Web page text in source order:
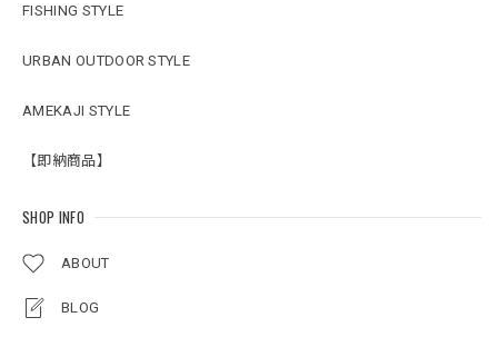
FISHING STYLE
URBAN OUTDOOR STYLE
AMEKAJI STYLE
【即納商品】
SHOP INFO
ABOUT
BLOG